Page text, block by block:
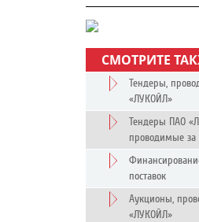
СМОТРИТЕ
Тендеры,
«ЛУКОЙЛ»
Тендеры ПАО
проводимые
поставок
Аукционы,
«ЛУКОЙЛ»